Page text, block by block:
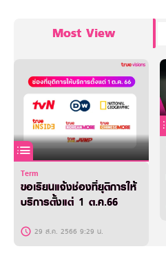
Most View
Term
ขอเรียนแจ้งช่องที่ยุติการให้
บริการตั้งแต่ 1 ต.ค.66
29 ส.ค. 2566 9:29 น.